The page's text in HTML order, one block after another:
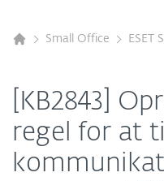
Small Office ESET
[KB2843]
regel for at